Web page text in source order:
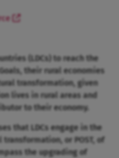
(LDCs) to reach the
their rural economies
transformation, given
lives in rural areas and
to their economy.
that LDCs engage in the
or POST, of
the upgrading of